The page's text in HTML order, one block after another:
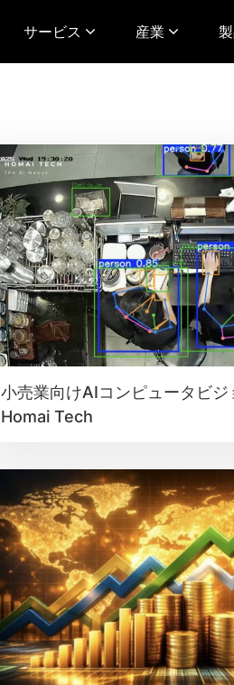
サービス 産業
小売業向けAIコンピュータビ
Homai Tech